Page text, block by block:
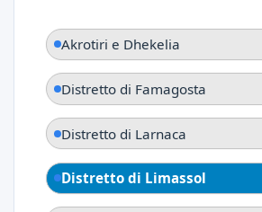
Akrotiri e Dhekelia
Distretto di Famagosta
Distretto di Larnaca
Distretto di Limassol